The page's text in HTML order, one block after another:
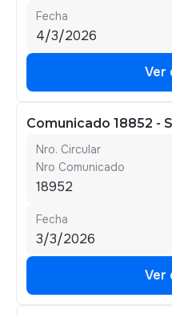
Fecha
4/3/2026
Ver
Comunicado 18852 -
Nro. Circular
Nro Comunicado
18952
Fecha
3/3/2026
Ver